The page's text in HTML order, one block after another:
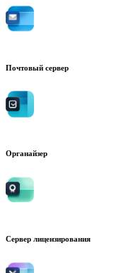
Почтовый сервер
Органайзер
Сервер лицензирования